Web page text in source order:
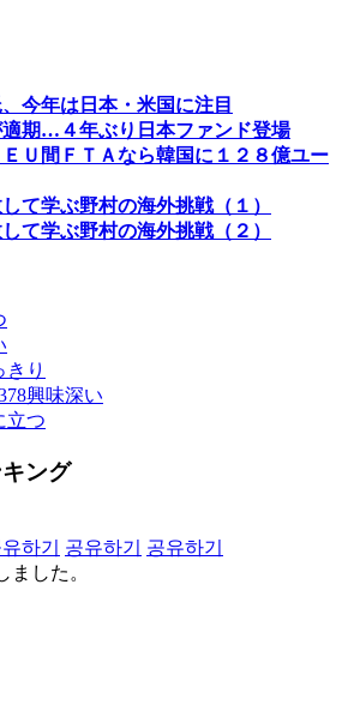
今年は日本・米国に注目
適期…４年ぶり日本ファンド登場
ＥＵ間ＦＴＡなら韓国に１２８億ユー
て学ぶ野村の海外挑戦（１）
て学ぶ野村の海外挑戦（２）
きり
興味深い
立つ
ング
하기 공유하기
공유하기
ました。